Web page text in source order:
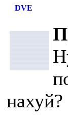
DVE
нахуй?